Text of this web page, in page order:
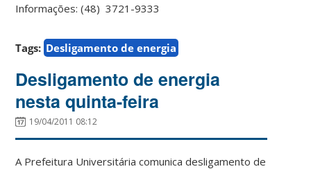
Informações: (48) 3721-9333
Tags: Desligamento de energia
Desligamento de energia
nesta quinta-feira
19/04/2011 08:12
A Prefeitura Universitária comunica desligamento de